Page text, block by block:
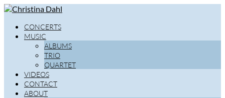
CONCERTS
MUSIC
ALBUMS
TRIO
QUARTET
VIDEOS
CONTACT
ABOUT